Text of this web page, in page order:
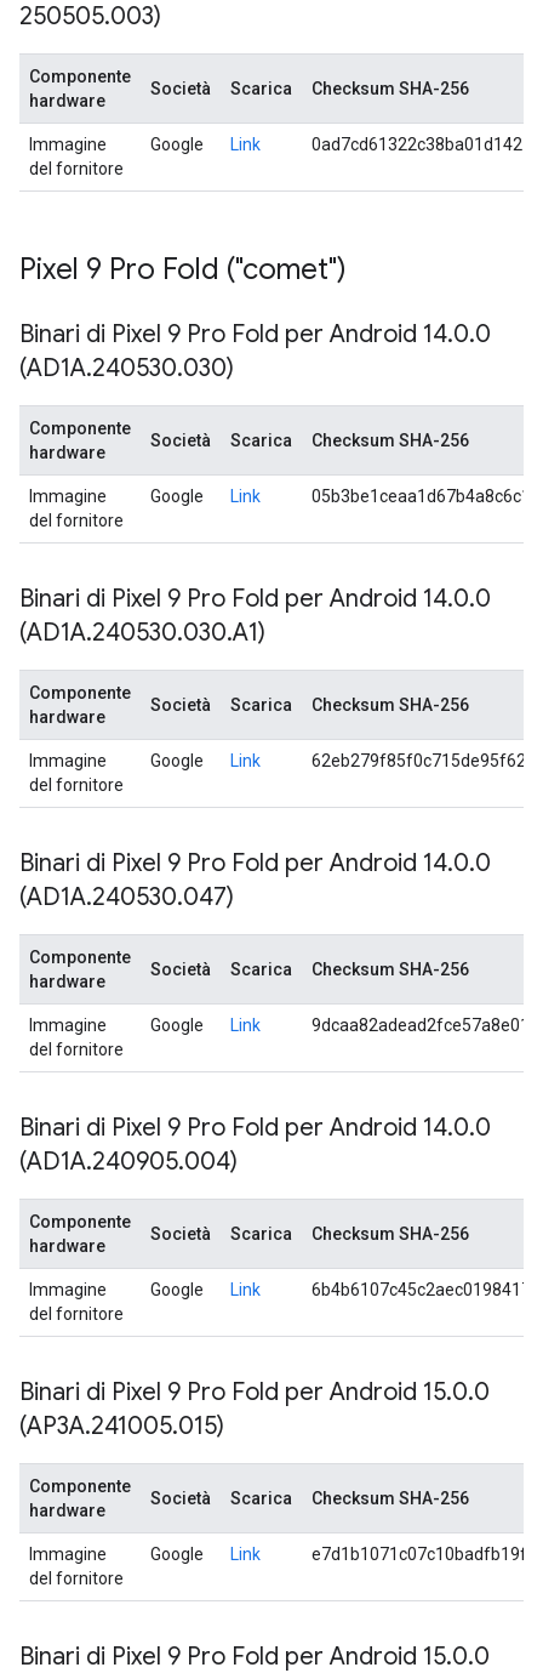
250505.003)
Componente
hardware
Società Scarica Checksum SHA-256
Immagine
del fornitore
Google Link
Pixel 9 Pro Fold ("comet")
Binari di Pixel 9 Pro Fold per Android 14.0.0
(AD1A.240530.030)
Componente
hardware
Società Scarica Checksum SHA-256
Immagine
del fornitore
Google Link
Binari di Pixel 9 Pro Fold per Android 14.0.0
(AD1A.240530.030.A1)
Componente
hardware
Società Scarica Checksum SHA-256
Immagine
del fornitore
Google Link
Binari di Pixel 9 Pro Fold per Android 14.0.0
(AD1A.240530.047)
Componente
hardware
Società Scarica Checksum SHA-256
Immagine
del fornitore
Google Link
Binari di Pixel 9 Pro Fold per Android 14.0.0
(AD1A.240905.004)
Componente
hardware
Società Scarica Checksum SHA-256
Immagine
del fornitore
Google Link
Binari di Pixel 9 Pro Fold per Android 15.0.0
(AP3A.241005.015)
Componente
hardware
Società Scarica Checksum SHA-256
Immagine
del fornitore
Google Link
Binari di Pixel 9 Pro Fold per Android 15.0.0